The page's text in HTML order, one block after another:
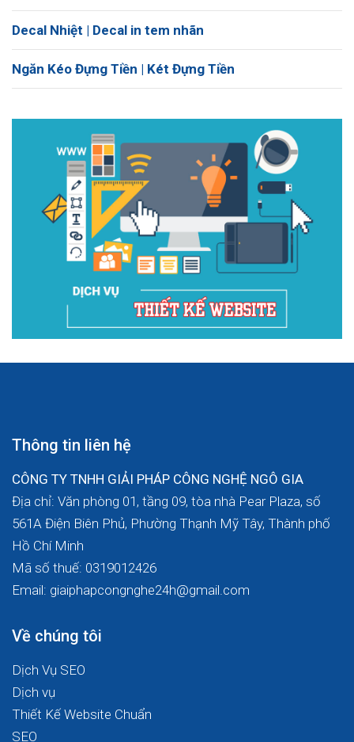
Decal Nhiệt | Decal in tem nhãn
Ngăn Kéo Đựng Tiền | Két Đựng Tiền
Thông tin liên hệ
CÔNG TY TNHH GIẢI PHÁP CÔNG NGHỆ NGÔ GIA
Địa chỉ: Văn phòng 01, tầng 09, tòa nhà Pear Plaza, số
561A Điện Biên Phủ, Phường Thạnh Mỹ Tây, Thành phố
Hồ Chí Minh
Mã số thuế: 0319012426
Email: giaiphapcongnghe24h@gmail.com
Về chúng tôi
Dịch Vụ SEO
Dịch vụ
Thiết Kế Website Chuẩn
SEO